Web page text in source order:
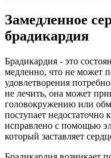
Замедленное
брадикардия
Брадикардия - это
медленно, что не может
удовлетворения
не лечить, она может
головокружению или
поступает недостаточно
исправлено с помощью
который заставляет